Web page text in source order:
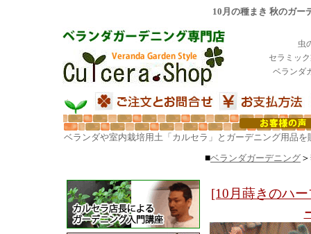
10月の種まき 秋のガー
虫
セラミッ
ベランダ
ベランダや室内栽培用土「カルセラ」とガーデニング用品を
■ベランダガーデニング
[10月蒔きのハ